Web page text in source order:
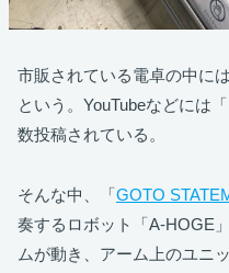
市販されている電卓の中に
という。YouTubeなどには
数投稿されている。
そんな中、「GOTO
奏するロボット「A-HOGE
ムが動き、アーム上のユニ